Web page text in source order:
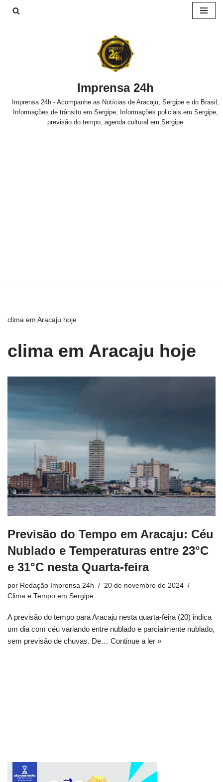
Imprensa 24h
Imprensa 24h - Acompanhe as Notícias de Aracaju, Sergipe e do Brasil,
Informações de trânsito em Sergipe, Informações policiais em Sergipe,
previsão do tempo, agenda cultural em Sergipe
clima em Aracaju hoje
clima em Aracaju hoje
Previsão do Tempo em Aracaju: Céu
Nublado e Temperaturas entre 23°C
e 31°C nesta Quarta-feira
por Redação Imprensa 24h
20 de novembro de 2024
Clima e Tempo em Sergipe
A previsão do tempo para Aracaju nesta quarta-feira (20) indica
um dia com céu variando entre nublado e parcialmente nublado,
sem previsão de chuvas. De… Continue a ler »